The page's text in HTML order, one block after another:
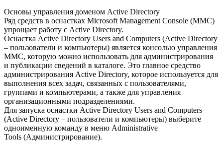
Основы управления доменом Active Directory
Ряд средств в оснастках Microsoft Management Console (MMC)
упрощает работу с Active Directory.
Оснастка Active Directory Users and Computers (Active Directory
– пользователи и компьютеры) является консолью управления
MMC, которую можно использовать для администрирования
и публикации сведений в каталоге. Это главное средство
администрирования Active Directory, которое используется для
выполнения всех задач, связанных с пользователями,
группами и компьютерами, а также для управления
организационными подразделениями.
Для запуска оснастки Active Directory Users and Computers
(Active Directory – пользователи и компьютеры) выберите
одноименную команду в меню Administrative
Tools (Администрирование).